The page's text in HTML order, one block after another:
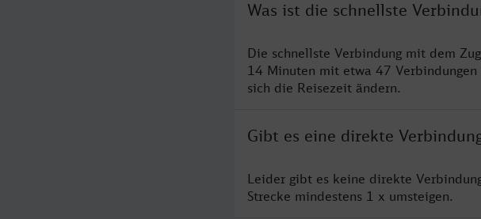
Was ist die schnellste
Die schnellste Verbindung mit dem
14 Minuten mit etwa 47 Verbindungen
sich die Reisezeit ändern.
Gibt es eine direkte
Leider gibt es keine direkte
Strecke mindestens 1 x umsteigen.